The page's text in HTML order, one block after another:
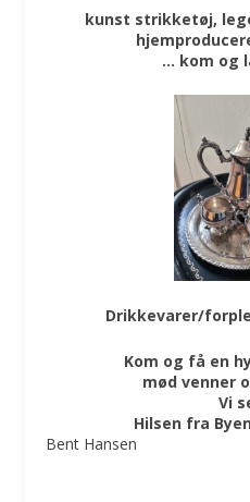
kunst strikketøj,
… kom og
Drikkevarer/
Kom og få en
mød venner
Vi
Hilsen fra
Bent Hansen